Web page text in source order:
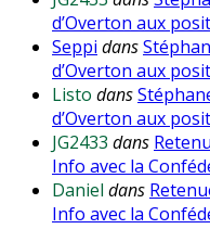
d’Overton aux
Seppi dans
d’Overton aux
Listo dans
d’Overton aux
JG2433 dans
Info avec la
Daniel dans
Info avec la